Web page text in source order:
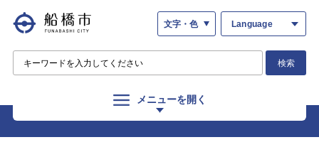
文字・色 Language
検索
メニューを開く